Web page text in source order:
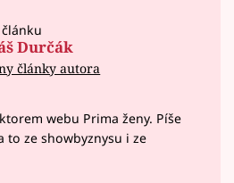
Durčák
články autora
webu Prima ženy. Píše
to ze showbyznysu i ze